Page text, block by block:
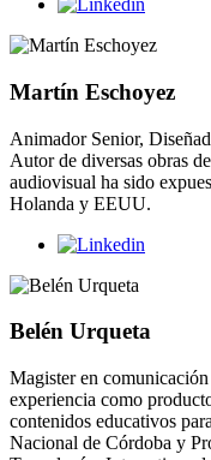
Martín Eschoyez
Animador Senior,
Autor de diversas obras
audiovisual ha sido
Holanda y EEUU.
Belén Urqueta
Magister en
experiencia como
contenidos educativos
Nacional de Córdoba y